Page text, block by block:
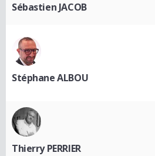
Sébastien JACOB
Stéphane ALBOU
Thierry PERRIER